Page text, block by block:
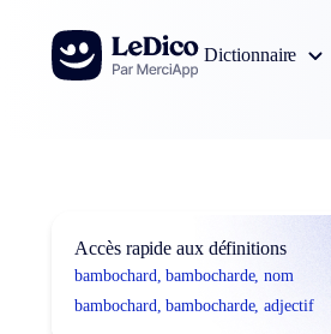
Aller au contenu
Dictionnaire
Accès rapide aux définitions
bambochard, bambocharde, nom
bambochard, bambocharde, adjectif